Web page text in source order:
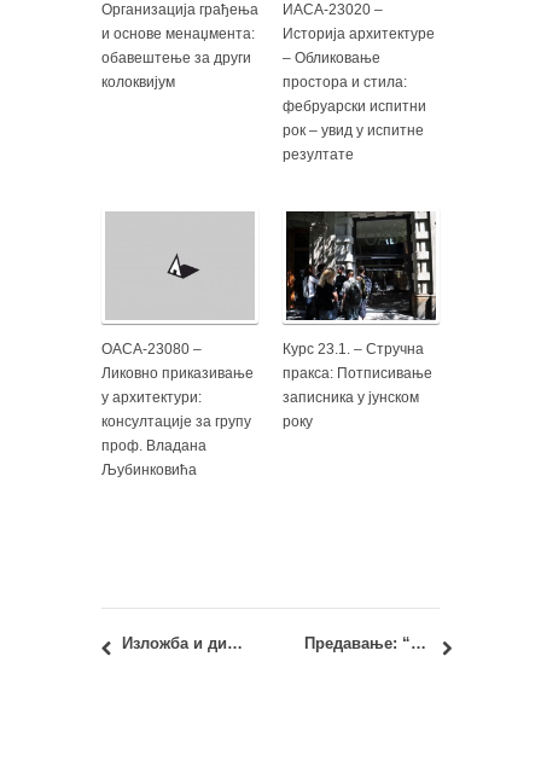
Организација грађења
и основе менаџмента:
обавештење за други
колоквијум
ИАСА-23020 –
Историја архитектуре
– Обликовање
простора и стила:
фебруарски испитни
рок – увид у испитне
резултате
ОАСА-23080 –
Ликовно приказивање
у архитектури:
консултације за групу
проф. Владана
Љубинковића
Курс 23.1. – Стручна
пракса: Потписивање
записника у јунском
року
Изложба и дискусија о конкурсним радовима за део Макишког поља у Београду Предавање: “Урбана одрживост – зашто је важна и како се може постићи” – Др. Џери Ентони (Dr. Jerry Anthony)